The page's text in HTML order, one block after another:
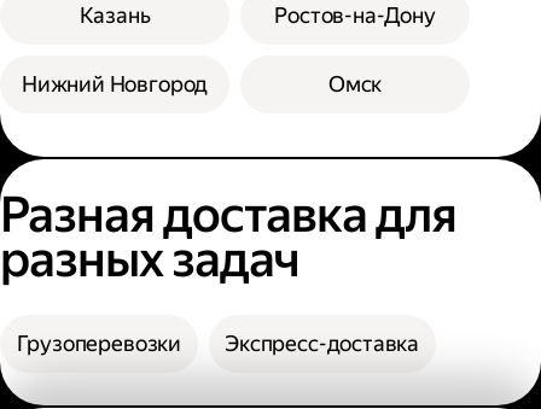
Казань
Нижний Новгород
Ростов-на-Дону
Омск
Разная доставка для
разных задач
Грузоперевозки Экспресс-доставка